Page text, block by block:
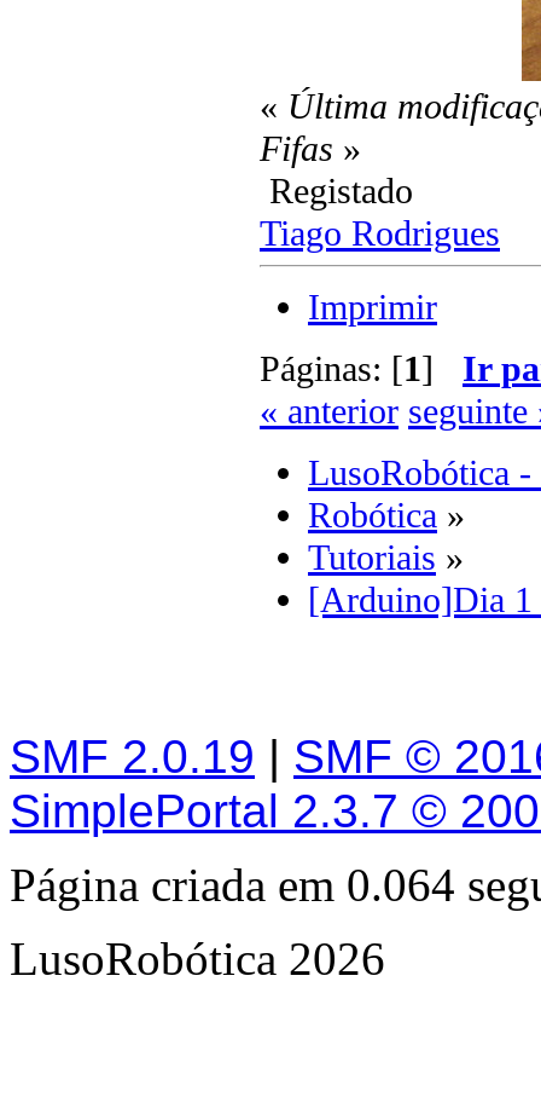
« Última
Fifas »
Registado
Tiago Rodrigues
Imprimir
Páginas: [1] Ir
« anterior seguinte
LusoRobótica -
Robótica »
Tutoriais »
[Arduino]Dia 1
SMF 2.0.19 | SMF ©
SimplePortal 2.3.7 ©
Página criada em 0.064
LusoRobótica 2026